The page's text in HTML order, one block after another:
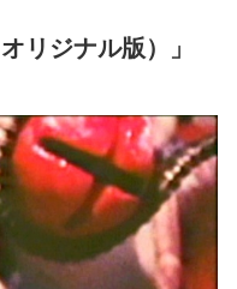
リジナル版）」